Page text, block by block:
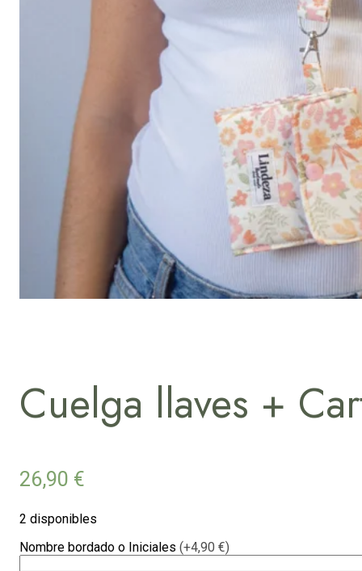
Cuelga llaves +
26,90 €
2 disponibles
Nombre bordado o Iniciales (+4,90 €)